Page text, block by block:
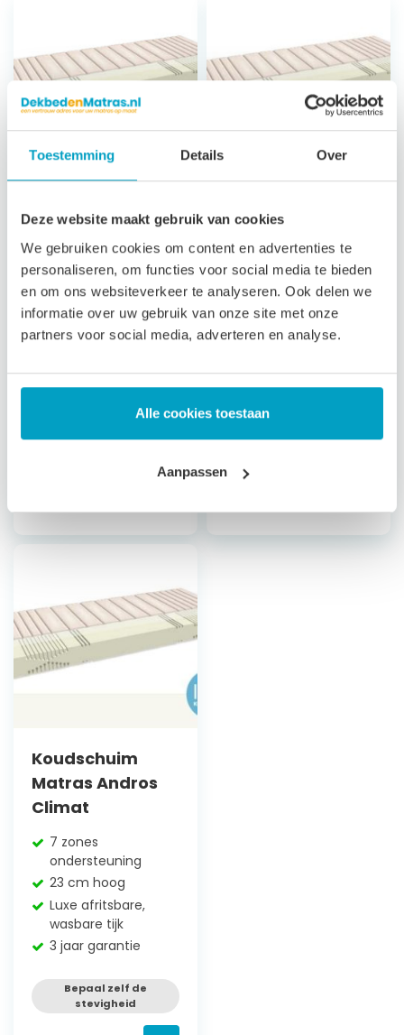
Toestemming Details Over
Deze website maakt gebruik van cookies
We gebruiken cookies om content en advertenties te
personaliseren, om functies voor social media te bieden
en om ons websiteverkeer te analyseren. Ook delen we
informatie over uw gebruik van onze site met onze
partners voor social media, adverteren en analyse.
Alle cookies toestaan
Aanpassen
Matras Milos
7 zones
ondersteuning
21 cm hoog
Afritsbare, wasbare
3 jaar garantie
Bepaal zelf de
Matras Andros
Classic
7 zones
ondersteuning
23 cm hoog
wasbare tijk
3 jaar garantie
Bepaal zelf de
Koudschuim
Matras Andros
Climat
7 zones
ondersteuning
23 cm hoog
Luxe afritsbare,
wasbare tijk
3 jaar garantie
Bepaal zelf de
stevigheid